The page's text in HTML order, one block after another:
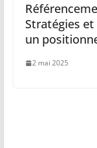
Stratégies
un
2 mai 2025